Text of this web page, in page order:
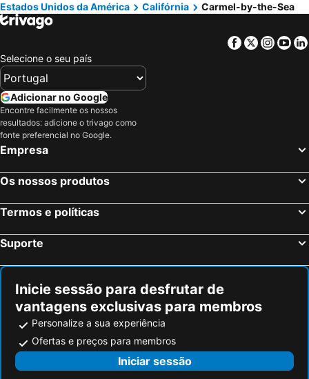
Miami, Flórida Hotéis
Las Vegas, Nevada Hotéis
Los Angeles, Califórnia Hotéis
Lake Buena Vista, Flórida Hotéis
Boston, Massachusetts Hotéis
Estados Unidos da América
Califórnia Carmel-by-the-Sea
Facebook
Twitter
Selecione o seu país
Adicionar no Google
Encontre facilmente os nossos
resultados: adicione o trivago como
fonte preferencial no Google.
Empresa
Os nossos produtos
Termos e políticas
Suporte
Inicie sessão para desfrutar de
vantagens exclusivas para membros
Personalize a sua experiência
Ofertas e preços para membros
Iniciar sessão